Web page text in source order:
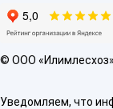
© OOO
Уведомляем, что